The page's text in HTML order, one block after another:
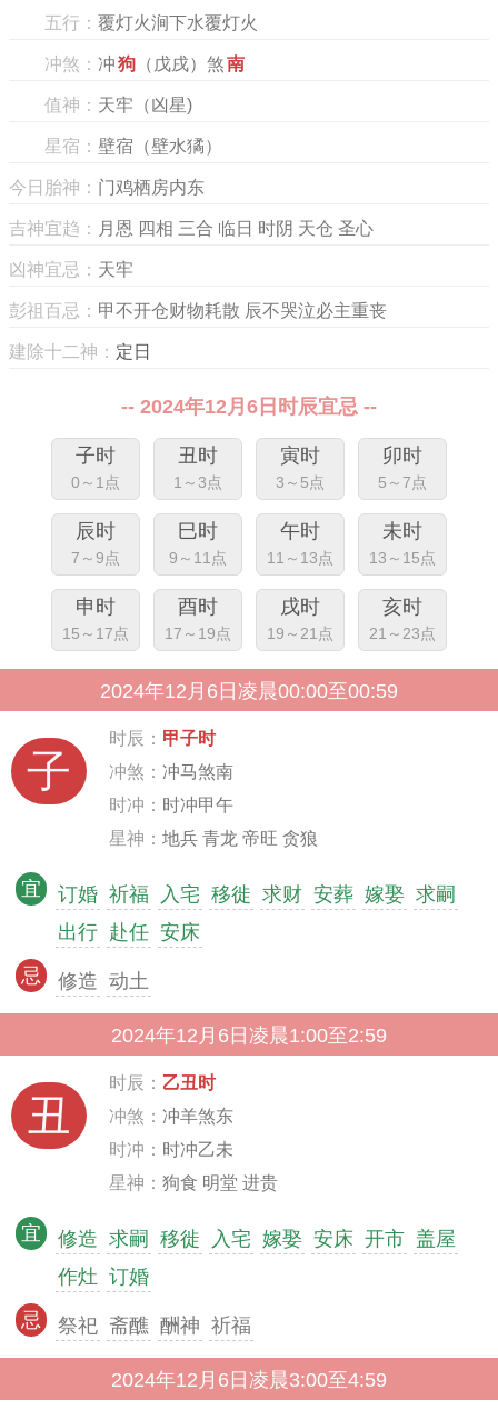
五行： 覆灯火涧下水覆灯火
冲煞： 冲狗 （戊戌）煞南
值神： 天牢（凶星)
星宿： 壁宿（壁水獝）
今日胎神： 门鸡栖房内东
吉神宜趋： 月恩 四相 三合 临日 时阴 天仓 圣心
凶神宜忌： 天牢
彭祖百忌： 甲不开仓财物耗散 辰不哭泣必主重丧
建除十二神： 定日
-- 2024年12月6日时辰宜忌 --
子时
0～1点
丑时
1～3点
寅时
3～5点
卯时
5～7点
辰时
7～9点
巳时
9～11点
午时
11～13点
未时
13～15点
申时
15～17点
酉时
17～19点
戌时
19～21点
亥时
21～23点
2024年12月6日凌晨00:00至00:59
子
时辰： 甲子时
冲煞： 冲马煞南
时冲： 时冲甲午
星神： 地兵 青龙 帝旺 贪狼
宜 订婚 祈福 入宅 移徙 求财 安葬 嫁娶 求嗣
出行 赴任 安床
忌 修造 动土
2024年12月6日凌晨1:00至2:59
丑
时辰： 乙丑时
冲煞： 冲羊煞东
时冲： 时冲乙未
星神： 狗食 明堂 进贵
宜 修造 求嗣 移徙 入宅 嫁娶 安床 开市 盖屋
作灶 订婚
忌 祭祀 斋醮 酬神 祈福
2024年12月6日凌晨3:00至4:59